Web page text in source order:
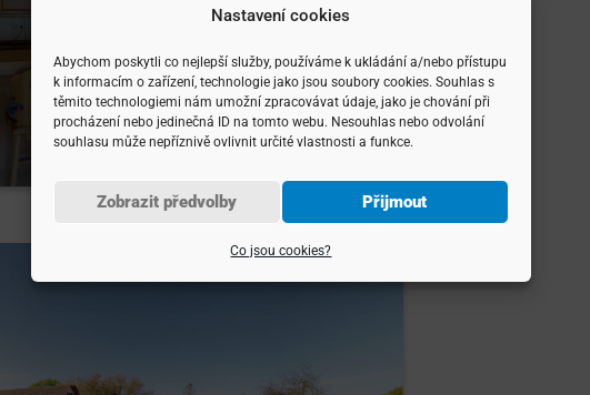
Nastavení cookies
Abychom poskytli co nejlepší služby, používáme k ukládání a/nebo přístupu
k informacím o zařízení, technologie jako jsou soubory cookies. Souhlas s
těmito technologiemi nám umožní zpracovávat údaje, jako je chování při
procházení nebo jedinečná ID na tomto webu. Nesouhlas nebo odvolání
souhlasu může nepříznivě ovlivnit určité vlastnosti a funkce.
Přijmout
Zobrazit předvolby
Co jsou cookies?